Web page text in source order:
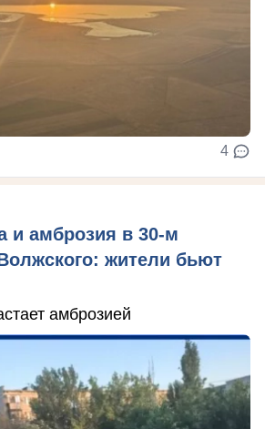
4
и амброзия в 30‑м
жители бьют
амброзией